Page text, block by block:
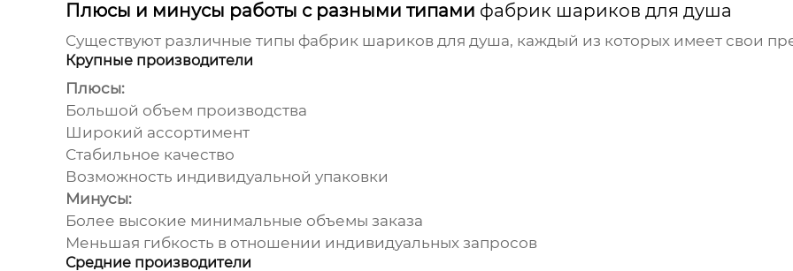
Плюсы и минусы работы с разными типами фабрик шариков для душа
Существуют различные типы фабрик шариков для душа, каждый из которых имеет свои
Крупные производители
Плюсы:
Большой объем производства
Широкий ассортимент
Стабильное качество
Возможность индивидуальной упаковки
Минусы:
Более высокие минимальные объемы заказа
Меньшая гибкость в отношении индивидуальных запросов
Средние производители